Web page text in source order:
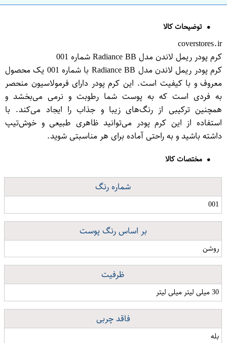
توضیحات کالا
coverstores.ir
کرم پودر ریمل لاندن مدل Radiance BB شماره 001
کرم پودر ریمل لاندن مدل Radiance BB با شماره 001 یک محصول
معروف و با کیفیت است. این کرم پودر دارای فرمولاسیون منحصر
به فردی است که به پوست شما رطوبت و نرمی می‌بخشد و
همچنین ترکیبی از رنگ‌های زیبا و جذاب را ایجاد می‌کند. با
استفاده از این کرم پودر می‌توانید ظاهری طبیعی و خوش‌تیپ
داشته باشید و به راحتی آماده برای هر مناسبتی شوید.
مختصات کالا
شماره رنگ
001
بر اساس رنگ پوست
روشن
ظرفیت
30 میلی لیتر میلی لیتر
فاقد چربی
بله